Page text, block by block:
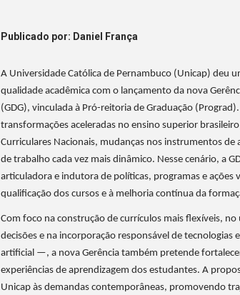
Publicado por: Daniel França
A Universidade Católica de Pernambuco (Unicap) deu
qualidade acadêmica com o lançamento da nova
(GDG), vinculada à Pró-reitoria de Graduação
transformações aceleradas no ensino superior
Curriculares Nacionais, mudanças nos instrumentos de
de trabalho cada vez mais dinâmico. Nesse cenário, a
articuladora e indutora de políticas, programas e ações
qualificação dos cursos e à melhoria contínua da
Com foco na construção de currículos mais flexíveis,
decisões e na incorporação responsável de
artificial —, a nova Gerência também pretende
experiências de aprendizagem dos estudantes. A
Unicap às demandas contemporâneas, promovendo